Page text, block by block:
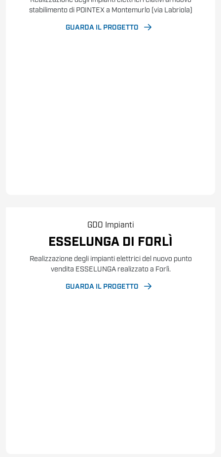
stabilimento di POINTEX a Montemurlo (via Labriola)
GUARDA IL PROGETTO
GDO Impianti
ESSELUNGA DI FORLÌ
Realizzazione degli impianti elettrici del nuovo punto
vendita ESSELUNGA realizzato a Forlì.
GUARDA IL PROGETTO